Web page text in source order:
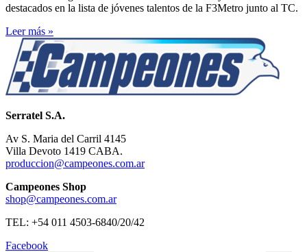
destacados en la lista de jóvenes talentos de la F3Metro junto al TC.
Leer más »
Serratel S.A.
Av S. Maria del Carril 4145
Villa Devoto 1419 CABA.
produccion@campeones.com.ar
Campeones Shop
shop@campeones.com.ar
TEL: +54 011 4503-6840/20/42
Facebook